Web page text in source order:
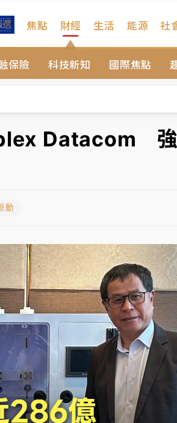
焦點 財經
保險 科技新知 國際焦點
生活 能源 社
路鷹架倒塌壓2車
連根拔起
響最劇烈
＋拖吊費
路鷹架倒塌壓2車
響最劇烈
＋拖吊費
Datacom
動